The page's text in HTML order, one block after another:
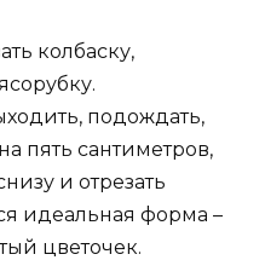
колбаску,
подождать,
пять сантиметров,
и отрезать
идеальная форма –
цветочек.